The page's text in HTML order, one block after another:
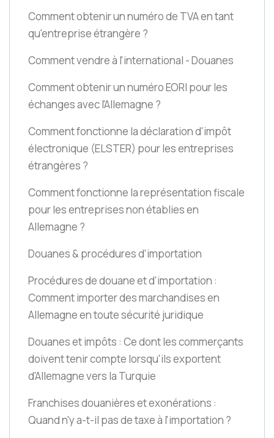
Comment obtenir un numéro de TVA en tant
qu'entreprise étrangère ?
Comment vendre à l'international - Douanes
Comment obtenir un numéro EORI pour les
échanges avec l'Allemagne ?
Comment fonctionne la déclaration d'impôt
électronique (ELSTER) pour les entreprises
étrangères ?
Comment fonctionne la représentation fiscale
pour les entreprises non établies en
Allemagne ?
Douanes & procédures d'importation
Procédures de douane et d'importation :
Comment importer des marchandises en
Allemagne en toute sécurité juridique
Douanes et impôts : Ce dont les commerçants
doivent tenir compte lorsqu'ils exportent
d'Allemagne vers la Turquie
Franchises douanières et exonérations :
Quand n'y a-t-il pas de taxe à l'importation ?